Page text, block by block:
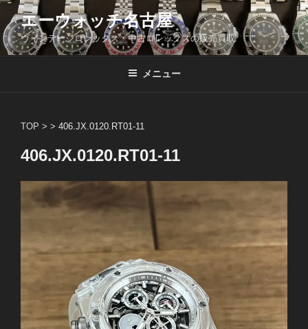
コ
ン
テ
ン
エーウォッチ名古屋
ヴィンテージロレックス・中古ロレックスの販売買取
メニュー
TOP > > 406.JX.0120.RT01-11
406.JX.0120.RT01-11